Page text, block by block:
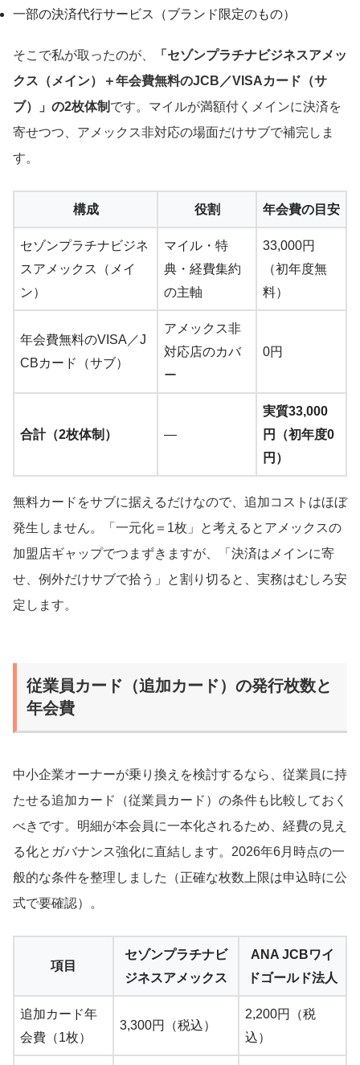
一部の決済代行サービス（ブランド限定のもの）
そこで私が取ったのが、
「セゾンプラチナビジネスアメッ
クス（メイン）＋年会費無料のJCB／VISAカード（サ
ブ）」の2枚体制 です。マイルが満額付くメインに決済を
寄せつつ、アメックス非対応の場面だけサブで補完しま
す。
構成 役割 年会費の目安
セゾンプラチナビジネ
スアメックス（メイ
ン）
マイル・特
典・経費集約
の主軸
33,000円
（初年度無
料）
年会費無料のVISA／J
CBカード（サブ）
アメックス非
対応店のカバ
ー
0円
合計（2枚体制） —
実質33,000
円（初年度0
円）
無料カードをサブに据えるだけなので、追加コストはほぼ
発生しません。「一元化＝1枚」と考えるとアメックスの
加盟店ギャップでつまずきますが、「決済はメインに寄
せ、例外だけサブで拾う」と割り切ると、実務はむしろ安
定します。
従業員カード（追加カード）の発行枚数と
年会費
中小企業オーナーが乗り換えを検討するなら、従業員に持
たせる追加カード（従業員カード）の条件も比較しておく
べきです。明細が本会員に一本化されるため、経費の見え
る化とガバナンス強化に直結します。2026年6月時点の一
般的な条件を整理しました（正確な枚数上限は申込時に公
式で要確認）。
項目
セゾンプラチナビ
ジネスアメックス
ANA JCBワイ
ドゴールド法人
追加カード年
会費（1枚）
3,300円（税込）
2,200円（税
込）